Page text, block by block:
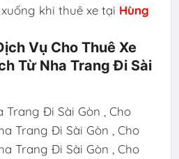
khi thuê xe tại Hùng
Vụ Cho Thuê Xe
Từ Nha Trang Đi Sài
Trang Đi Sài Gòn , Cho
Trang Đi Sài Gòn , Cho
Trang Đi Sài Gòn , Cho